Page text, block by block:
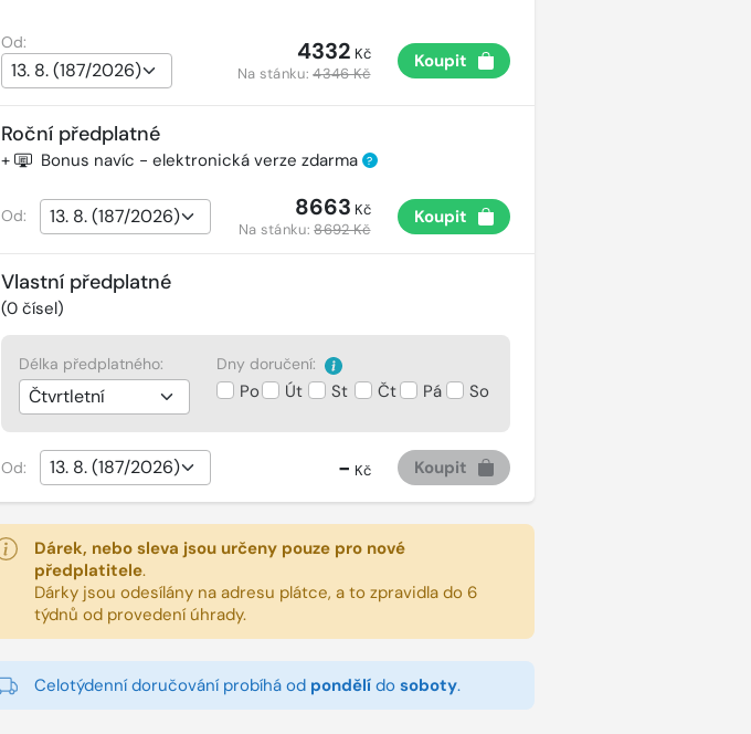
Od: 4332 Kč
Na stánku:4346 Kč
Koupit
Roční předplatné
+ Bonus navíc - elektronická verze zdarma ?
Od: 8663 Kč
Na stánku:8692 Kč
Koupit
Vlastní předplatné
(0čísel)
Délka předplatného: Dny doručení:
Po Út St Čt Pá So
Od: - Kč Koupit
Dárek, nebo sleva jsou určeny pouze pro nové
předplatitele.
Dárky jsou odesílány na adresu plátce, a to zpravidla do 6
týdnů od provedení úhrady.
Celotýdenní doručování probíhá od pondělído soboty.